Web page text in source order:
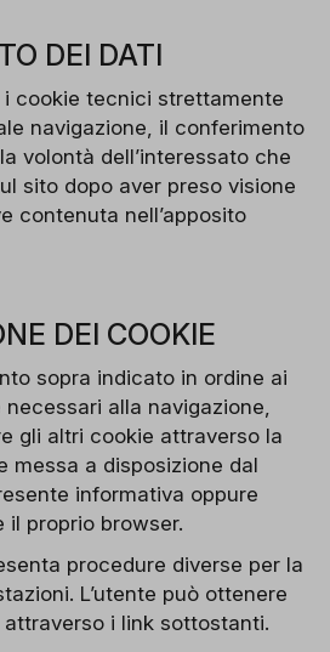
DEI DATI
cookie tecnici strettamente
navigazione, il conferimento
volontà dell’interessato che
sito dopo aver preso visione
contenuta nell’apposito
DEI COOKIE
sopra indicato in ordine ai
alla navigazione,
gli altri cookie attraverso la
messa a disposizione dal
informativa oppure
proprio browser.
procedure diverse per la
L’utente può ottenere
i link sottostanti.